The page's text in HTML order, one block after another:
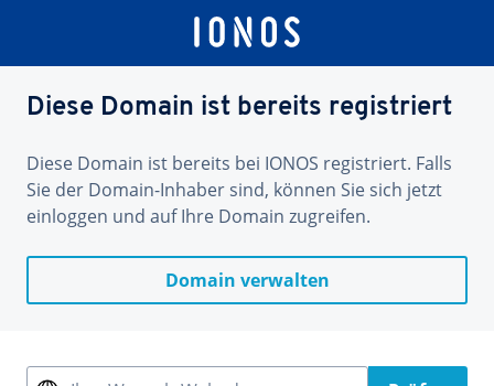
Diese Domain ist bereits registriert
Diese Domain ist bereits bei IONOS registriert. Falls
Sie der Domain-Inhaber sind, können Sie sich jetzt
einloggen und auf Ihre Domain zugreifen.
Domain verwalten